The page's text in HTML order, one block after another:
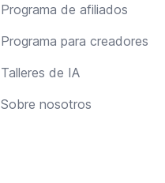
Programa de afiliados
Programa para creadores
Talleres de IA
Sobre nosotros